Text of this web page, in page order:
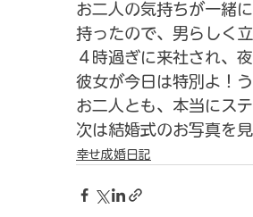
お二人の気持ちが一緒
持ったので、男らしく
４時過ぎに来社され、
彼女が今日は特別よ！
お二人とも、本当にス
次は結婚式のお写真を
幸せ成婚日記